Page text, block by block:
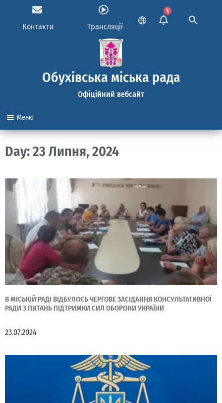
Контакти Трансляції
1
Обухівська міська рада
Офіційний вебсайт
Меню
Day: 23 Липня, 2024
В МІСЬКІЙ РАДІ ВІДБУЛОСЬ ЧЕРГОВЕ ЗАСІДАННЯ КОНСУЛЬТАТИВНОЇ
РАДИ З ПИТАНЬ ПІДТРИМКИ СИЛ ОБОРОНИ УКРАЇНИ
23.07.2024